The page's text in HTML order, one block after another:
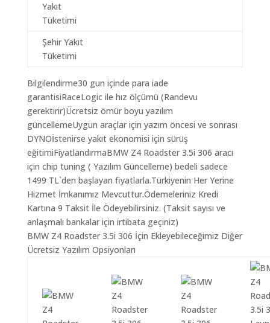
Yakıt
Tüketimi
Şehir Yakıt
Tüketimi
Bilgilendirme30 gun içinde para iade
garantisiRaceLogic ile hız ölçümü (Randevu
gerektirir)Ücretsiz ömür boyu yazılım
güncellemeUygun araçlar için yazım öncesi ve sonrası
DYNOİstenirse yakıt ekonomisi için sürüş
eğitimiFiyatlandırmaBMW Z4 Roadster 3.5i 306 aracı
için chip tuning ( Yazılım Güncelleme) bedeli sadece
1499 TL`den başlayan fiyatlarla.Türkiyenin Her Yerine
Hizmet İmkanımız Mevcuttur.Ödemeleriniz Kredi
Kartına 9 Taksit İle Ödeyebilirsiniz. (Taksit sayısı ve
anlaşmalı bankalar için irtibata geçiniz)
BMW Z4 Roadster 3.5i 306 İçin Ekleyebileceğimiz Diğer
Ücretsiz Yazılım Opsiyonları